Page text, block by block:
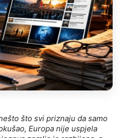
što svi priznaju da samo
Europa nije uspjela